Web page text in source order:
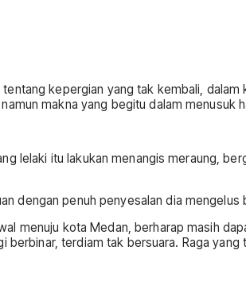
kepergian yang tak kembali,
makna yang begitu dalam menusuk
lelaki itu lakukan menangis meraung,
dengan penuh penyesalan dia
menuju kota Medan, berharap masih
terdiam tak bersuara. Raga